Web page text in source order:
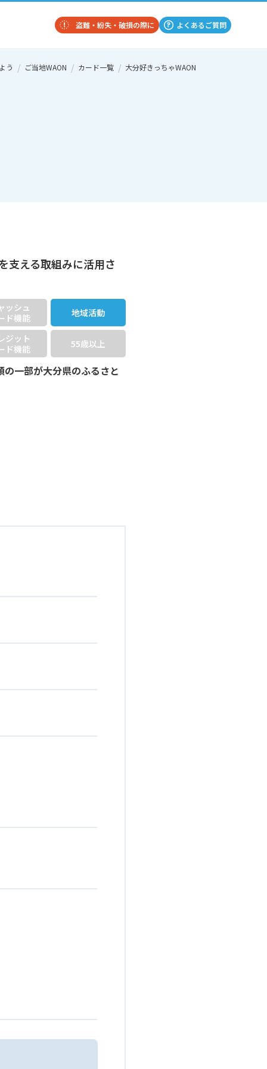
盗難・紛失・破損の際に よくあるご質問
う ご当地WAON カード一覧 大分好きっちゃWAON
支える取組みに活用さ
ッシュ
ド機能
地域活動
ジット
ド機能
55歳以上
一部が大分県のふるさと